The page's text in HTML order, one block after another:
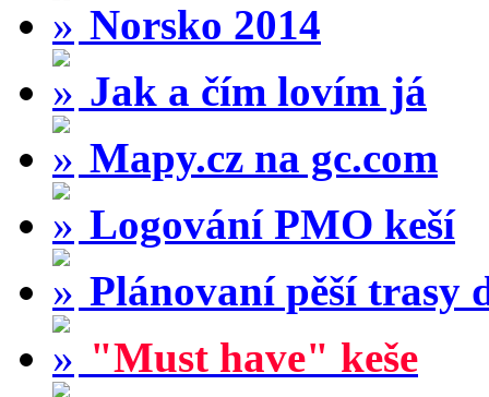
Norsko 2014
Jak a čím lovím já
Mapy.cz na gc.com
Logování PMO keší
Plánovaní pěší trasy
"Must have" keše